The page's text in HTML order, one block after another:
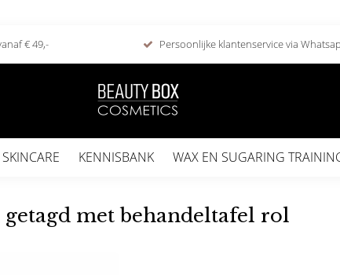
€ 49,- Persoonlijke klantenservice via
SKINCARE KENNISBANK WAX EN SUGARING
getagd met behandeltafel rol